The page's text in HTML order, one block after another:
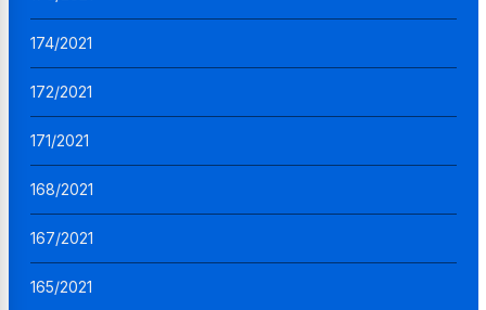
174/2021
172/2021
171/2021
168/2021
167/2021
165/2021